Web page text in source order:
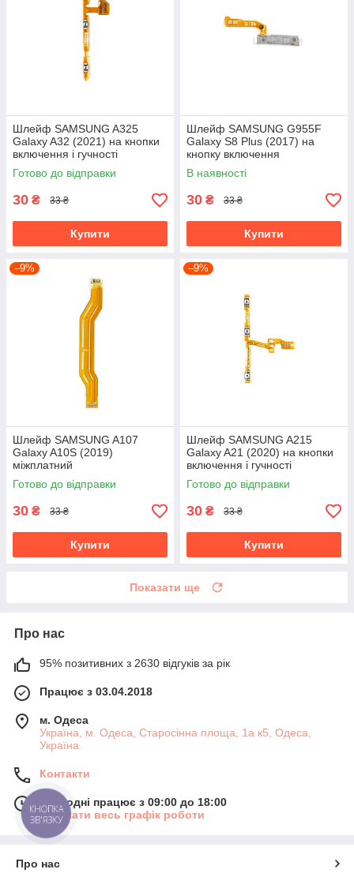
Шлейф SAMSUNG A325
Galaxy A32 (2021) на кнопки
включення і гучності
Готово до відправки
30 ₴ 33 ₴
Купити
Шлейф SAMSUNG G955F
Galaxy S8 Plus (2017) на
кнопку включення
В наявності
30 ₴ 33 ₴
Купити
–9%
Шлейф SAMSUNG A107
Galaxy A10S (2019)
міжплатний
Готово до відправки
30 ₴ 33 ₴
Купити
–9%
Шлейф SAMSUNG A215
Galaxy A21 (2020) на кнопки
включення і гучності
Готово до відправки
30 ₴ 33 ₴
Купити
Показати ще
Про нас
95% позитивних з 2630 відгуків за рік
Працює з 03.04.2018
м. Одеса
Україна, м. Одеса, Старосінна площа, 1а к5, Одеса,
Україна
Контакти
Сьогодні працює з 09:00 до 18:00
Показати весь графік роботи
Про нас
КНОПКА
ЗВ'ЯЗКУ